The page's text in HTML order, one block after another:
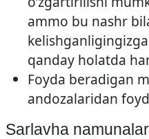
ammo bu nashr
qanday holatda
Foyda beradigan
andozalaridan
Sarlavha